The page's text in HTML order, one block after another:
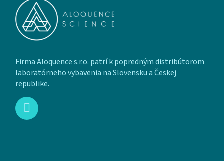
Firma Aloquence s.r.o. patrí k popredným distribútorom
laboratórneho vybavenia na Slovensku a Českej
republike.